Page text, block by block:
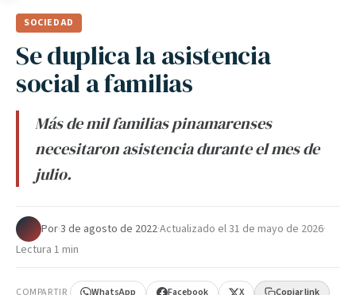
SOCIEDAD
Se duplica la asistencia
social a familias
Más de mil familias pinamarenses
necesitaron asistencia durante el mes de
julio.
Por·3 de agosto de 2022·Actualizado el31 de mayo de 2026·
Lectura 1 min
COMPARTIR WhatsApp Facebook X Copiar link